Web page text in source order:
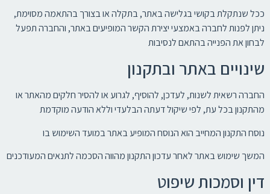
ככל שנתקלת בקושי בגלישה באתר, בתקלה או בצורך בהתאמה מסוימת,
ניתן לפנות לחברה באמצעי יצירת הקשר המופיעים באתר, והחברה תפעל
לבחון את הפנייה בהתאם לנסיבות
שינויים באתר ובתקנון
החברה רשאית לשנות, לעדכן, להוסיף, לגרוע או להסיר חלקים מהאתר או
מהתקנון בכל עת, לפי שיקול דעתה הבלעדי וללא הודעה מוקדמת
נוסח התקנון המחייב הוא הנוסח המופיע באתר במועד השימוש בו
המשך שימוש באתר לאחר עדכון התקנון מהווה הסכמה לתנאים המעודכנים
דין וסמכות שיפוט